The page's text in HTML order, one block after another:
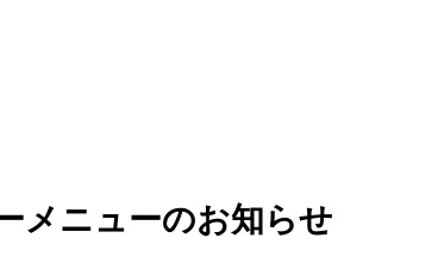
メニューのお知らせ